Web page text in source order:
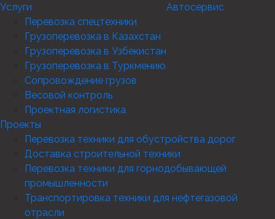
Услуги
Перевозка спецтехники
Грузоперевозка в Казахстан
Грузоперевозка в Узбекистан
Грузоперевозка в Туркмению
Сопровождение грузов
Весовой контроль
Проектная логистика
Автосервис
Проекты
Перевозка техники для обустройства дорог
Доставка строительной техники
Перевозка техники для горнодобывающей
промышленности
Транспортировка техники для нефтегазовой
отрасли